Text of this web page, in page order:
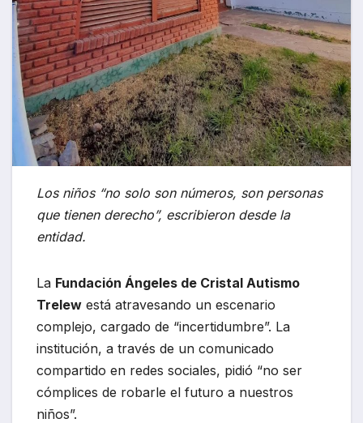
Los niños “no solo son números, son personas
que tienen derecho”, escribieron desde la
entidad.
La Fundación Ángeles de Cristal Autismo
Trelew está atravesando un escenario
complejo, cargado de “incertidumbre”. La
institución, a través de un comunicado
compartido en redes sociales, pidió “no ser
cómplices de robarle el futuro a nuestros
niños”.